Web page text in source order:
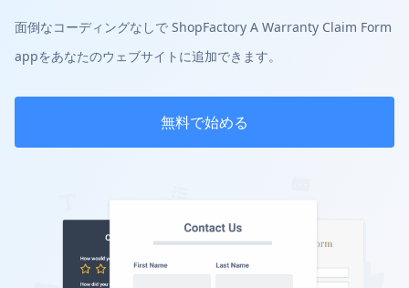
面倒なコーディングなしで ShopFactory A Warranty Claim Form
appをあなたのウェブサイトに追加できます。
無料で始める